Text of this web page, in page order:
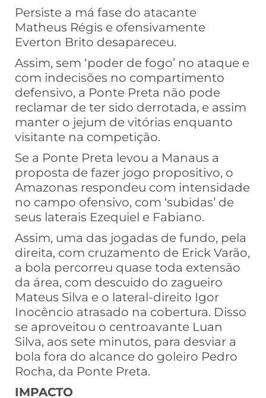
Persiste a má fase do atacante
Matheus Régis e ofensivamente
Everton Brito desapareceu.
Assim, sem ‘poder de fogo’ no ataque e
com indecisões no compartimento
defensivo, a Ponte Preta não pode
reclamar de ter sido derrotada, e assim
manter o jejum de vitórias enquanto
visitante na competição.
Se a Ponte Preta levou a Manaus a
proposta de fazer jogo propositivo, o
Amazonas respondeu com intensidade
no campo ofensivo, com ‘subidas’ de
seus laterais Ezequiel e Fabiano.
Assim, uma das jogadas de fundo, pela
direita, com cruzamento de Erick Varão,
a bola percorreu quase toda extensão
da área, com descuido do zagueiro
Mateus Silva e o lateral-direito Igor
Inocêncio atrasado na cobertura. Disso
se aproveitou o centroavante Luan
Silva, aos sete minutos, para desviar a
bola fora do alcance do goleiro Pedro
Rocha, da Ponte Preta.
IMPACTO